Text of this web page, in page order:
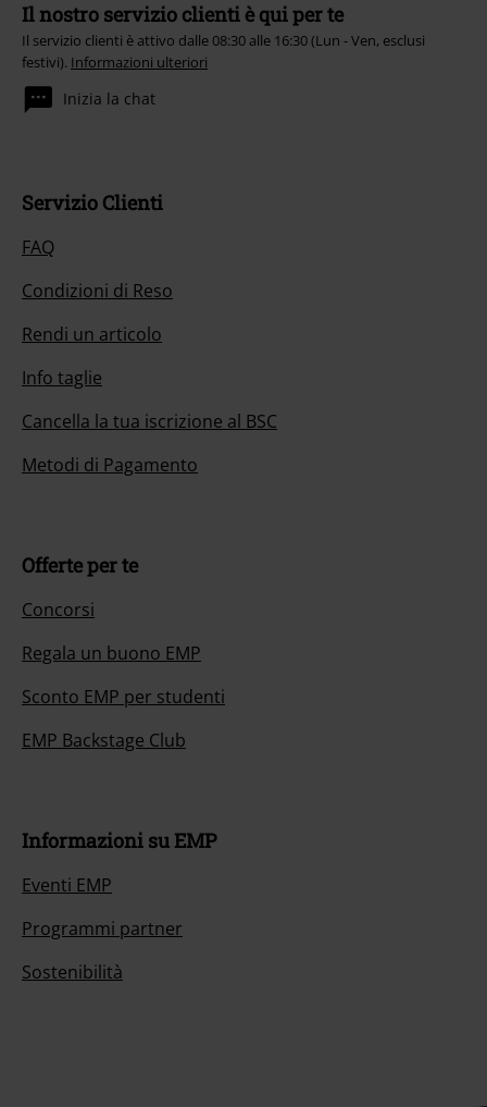
Il nostro servizio clienti è qui per te
Il servizio clienti è attivo dalle 08:30 alle 16:30 (Lun - Ven, esclusi
festivi). Informazioni ulteriori
Inizia la chat
Servizio Clienti
FAQ
Condizioni di Reso
Rendi un articolo
Info taglie
Cancella la tua iscrizione al BSC
Metodi di Pagamento
Offerte per te
Concorsi
Regala un buono EMP
Sconto EMP per studenti
EMP Backstage Club
Informazioni su EMP
Eventi EMP
Programmi partner
Sostenibilità